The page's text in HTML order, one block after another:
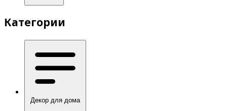
Категории
Декор для дома